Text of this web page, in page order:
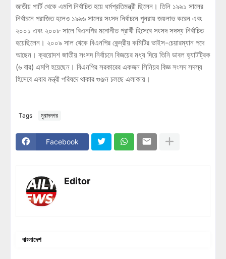
জাতীয় পার্টি থেকে এমপি নির্বাচিত হয়ে ধর্মপ্রতিমন্ত্রী ছিলেন। তিনি ১৯৯১ সালের
নির্বাচনে পরাজিত হলেও ১৯৯৬ সালের সংসদ নির্বাচনে পুনরায় জয়লাভ করেন এবং
২০০১ এবং ২০০৮ সালে বিএনপির মনোনীত প্রার্থী হিসেবে সংসদ সদস্য নির্বাচিত
হয়েছিলেন। ২০০৯ সাল থেকে বিএনপির কেন্দ্রীয় কমিটির ভাইস-চেয়ারম্যান পদে
আছেন। ক্রয়োদশ জাতীয় সংসদ নির্বাচনে বিজয়ের মধ্য দিয়ে তিনি ডাবল হ্যাটট্রিক
(৬ বার) এমপি হয়েছেন। বিএনপির সরকারের একজন সিনিয়র বিজ্ঞ সংসদ সদস্য
হিসেবে এবার মন্ত্রী পরিষদে থাকার গুঞ্জন চলছে এলাকায়।
Tags মুরাদনগর
Facebook
Editor
বাংলাদেশ